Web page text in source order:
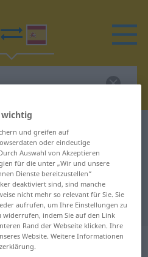
zuoberst
Übersetzung für
Übersetzung
und greifen auf
oder eindeutige
Auswahl von Akzeptieren
für die unter „Wir und unsere
Dienste bereitzustellen“
deaktiviert sind, sind manche
nicht mehr so relevant für Sie. Sie
aufrufen, um Ihre Einstellungen zu
indem Sie auf den Link
Rand der Webseite klicken. Ihre
Website. Weitere Informationen